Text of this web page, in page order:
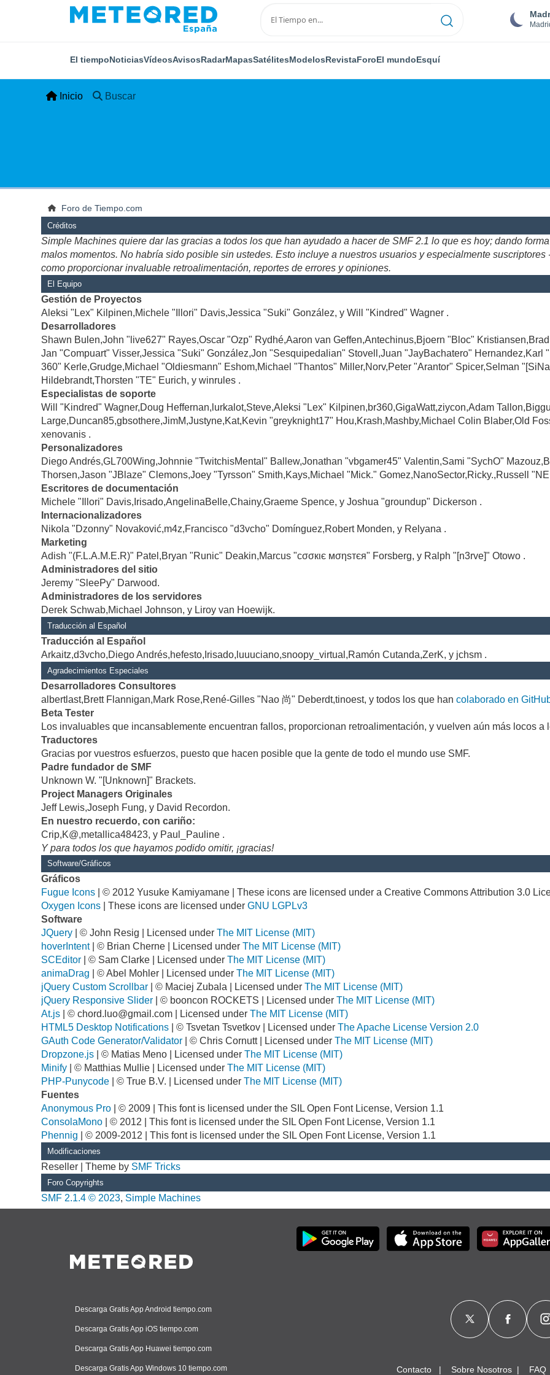
El tiempoNoticiasVídeosAvisosRadarMapasSatélitesModelosRevistaForoEl mundoEsquí
Inicio Buscar
Foro de Tiempo.com
Créditos
Simple Machines quiere dar las gracias a todos los que han ayudado a hacer de SMF 2.1 lo que es hoy; dando
malos momentos. No habría sido posible sin ustedes. Esto incluye a nuestros usuarios y especialmente
como proporcionar invaluable retroalimentación, reportes de errores y opiniones.
El Equipo
Gestión de Proyectos
Aleksi "Lex" Kilpinen,Michele "Illori" Davis,Jessica "Suki" González, y Will "Kindred" Wagner .
Desarrolladores
Shawn Bulen,John "live627" Rayes,Oscar "Ozp" Rydhé,Aaron van Geffen,Antechinus,Bjoern "Bloc"
Jan "Compuart" Visser,Jessica "Suki" González,Jon "Sesquipedalian" Stovell,Juan "JayBachatero"
360" Kerle,Grudge,Michael "Oldiesmann" Eshom,Michael "Thantos" Miller,Norv,Peter "Arantor" Spicer,Selman
Hildebrandt,Thorsten "TE" Eurich, y winrules .
Especialistas de soporte
Will "Kindred" Wagner,Doug Heffernan,lurkalot,Steve,Aleksi "Lex" Kilpinen,br360,GigaWatt,ziycon,Adam
Large,Duncan85,gbsothere,JimM,Justyne,Kat,Kevin "greyknight17" Hou,Krash,Mashby,Michael Colin Blaber,Old
xenovanis .
Personalizadores
Diego Andrés,GL700Wing,Johnnie "TwitchisMental" Ballew,Jonathan "vbgamer45" Valentin,Sami "SychO"
Thorsen,Jason "JBlaze" Clemons,Joey "Tyrsson" Smith,Kays,Michael "Mick." Gomez,NanoSector,Ricky.,Russell
Escritores de documentación
Michele "Illori" Davis,Irisado,AngelinaBelle,Chainy,Graeme Spence, y Joshua "groundup" Dickerson .
Internacionalizadores
Nikola "Dzonny" Novaković,m4z,Francisco "d3vcho" Domínguez,Robert Monden, y Relyana .
Marketing
Adish "(F.L.A.M.E.R)" Patel,Bryan "Runic" Deakin,Marcus "cσσкιє мσηѕтєя" Forsberg, y Ralph "[n3rve]" Otowo .
Administradores del sitio
Jeremy "SleePy" Darwood.
Administradores de los servidores
Derek Schwab,Michael Johnson, y Liroy van Hoewijk.
Traducción al Español
Traducción al Español
Arkaitz,d3vcho,Diego Andrés,hefesto,Irisado,luuuciano,snoopy_virtual,Ramón Cutanda,ZerK, y jchsm .
Agradecimientos Especiales
Desarrolladores Consultores
albertlast,Brett Flannigan,Mark Rose,René-Gilles "Nao 尚" Deberdt,tinoest, y todos los que hancolaborado en
Beta Tester
Los invaluables que incansablemente encuentran fallos, proporcionan retroalimentación, y vuelven aún más locos a
Traductores
Gracias por vuestros esfuerzos, puesto que hacen posible que la gente de todo el mundo use SMF.
Padre fundador de SMF
Unknown W. "[Unknown]" Brackets.
Project Managers Originales
Jeff Lewis,Joseph Fung, y David Recordon.
En nuestro recuerdo, con cariño:
Crip,K@,metallica48423, y Paul_Pauline .
Y para todos los que hayamos podido omitir, ¡gracias!
Software/Gráficos
Gráficos
Fugue Icons | © 2012 Yusuke Kamiyamane | These icons are licensed under a Creative Commons Attribution 3.0
Oxygen Icons | These icons are licensed underGNU LGPLv3
Software
JQuery | © John Resig | Licensed underThe MIT License (MIT)
hoverIntent| © Brian Cherne | Licensed underThe MIT License (MIT)
SCEditor | © Sam Clarke | Licensed underThe MIT License (MIT)
animaDrag | © Abel Mohler | Licensed underThe MIT License (MIT)
jQuery Custom Scrollbar | © Maciej Zubala | Licensed underThe MIT License (MIT)
jQuery Responsive Slider | © booncon ROCKETS | Licensed underThe MIT License (MIT)
At.js | ©chord.luo@gmail.com | Licensed underThe MIT License (MIT)
HTML5 Desktop Notifications | © Tsvetan Tsvetkov | Licensed underThe Apache License Version 2.0
GAuth Code Generator/Validator | © Chris Cornutt | Licensed underThe MIT License (MIT)
Dropzone.js | © Matias Meno | Licensed underThe MIT License (MIT)
Minify | © Matthias Mullie | Licensed underThe MIT License (MIT)
PHP-Punycode | © True B.V. | Licensed underThe MIT License (MIT)
Fuentes
Anonymous Pro | © 2009 | This font is licensed under the SIL Open Font License, Version 1.1
ConsolaMono | © 2012 | This font is licensed under the SIL Open Font License, Version 1.1
Phennig | © 2009-2012 | This font is licensed under the SIL Open Font License, Version 1.1
Modificaciones
Reseller | Theme by SMF Tricks
Foro Copyrights
SMF 2.1.4 © 2023, Simple Machines
Descarga Gratis App Android tiempo.com
Descarga Gratis App iOS tiempo.com
Descarga Gratis App Huawei tiempo.com
Descarga Gratis App Windows 10 tiempo.com Contacto Sobre Nosotros FAQ